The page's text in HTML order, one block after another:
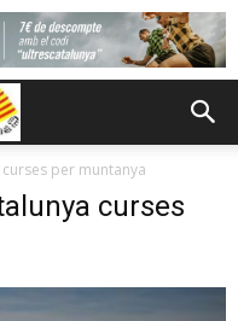
per muntanya
curses